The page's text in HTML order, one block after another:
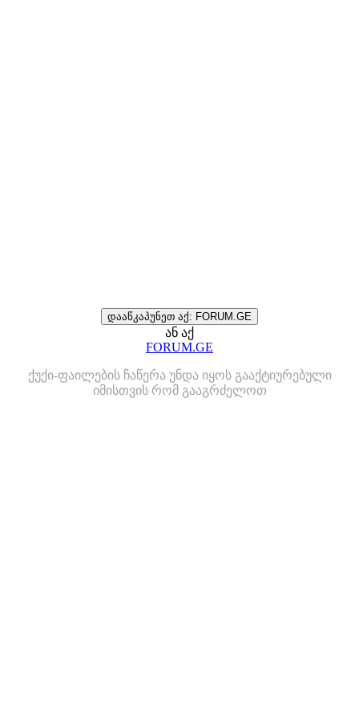
დააწკაპუნეთ აქ: FORUM.GE
ან აქ
FORUM.GE
ქუქი-ფაილების ჩაწერა უნდა იყოს გააქტიურებული
იმისთვის რომ გააგრძელოთ